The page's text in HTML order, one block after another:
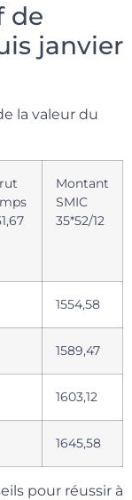
de
janvier
la valeur du
Montant
SMIC
35*52/12
1554,58
1589,47
1603,12
1645,58
pour réussir à